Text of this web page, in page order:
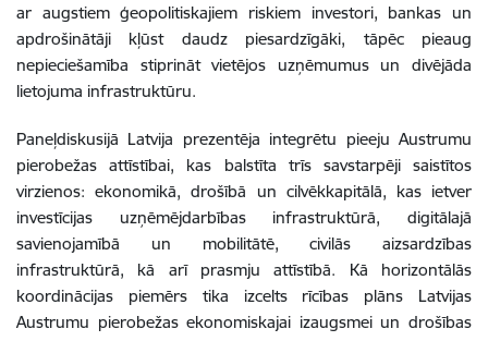
ar augstiem ģeopolitiskajiem riskiem investori, bankas un
apdrošinātāji kļūst daudz piesardzīgāki, tāpēc pieaug
nepieciešamība stiprināt vietējos uzņēmumus un divējāda
lietojuma infrastruktūru.
Paneļdiskusijā Latvija prezentēja integrētu pieeju Austrumu
pierobežas attīstībai, kas balstīta trīs savstarpēji saistītos
virzienos: ekonomikā, drošībā un cilvēkkapitālā, kas ietver
investīcijas uzņēmējdarbības infrastruktūrā, digitālajā
savienojamībā un mobilitātē, civilās aizsardzības
infrastruktūrā, kā arī prasmju attīstībā. Kā horizontālās
koordinācijas piemērs tika izcelts rīcības plāns Latvijas
Austrumu pierobežas ekonomiskajai izaugsmei un drošības